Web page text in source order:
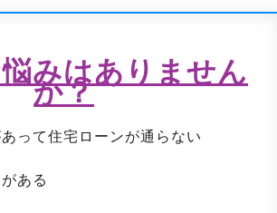
みはありません
か？
って住宅ローンが通らない
ある